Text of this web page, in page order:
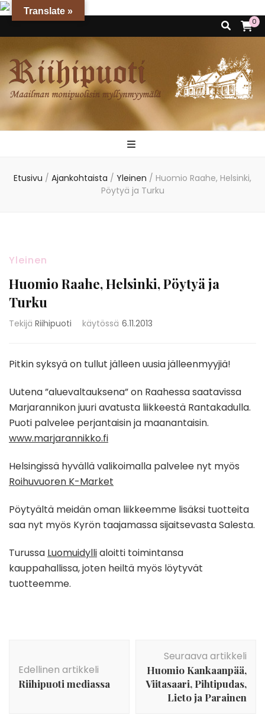
0
Riihipuoti
Maailman monipuolisin myllynmyymälä
Etusivu / Ajankohtaista / Yleinen / Huomio Raahe, Helsinki,
Pöytyä ja Turku
Yleinen
Huomio Raahe, Helsinki, Pöytyä ja
Turku
Tekijä Riihipuoti käytössä 6.11.2013
Pitkin syksyä on tullut jälleen uusia jälleenmyyjiä!
Uutena ”aluevaltauksena” on Raahessa saatavissa
Marjarannikon juuri avatusta liikkeestä Rantakadulla.
Puoti palvelee perjantaisin ja maanantaisin.
www.marjarannikko.fi
Helsingissä hyvällä valikoimalla palvelee nyt myös
Roihuvuoren K-Market
Pöytyältä meidän oman liikkeemme lisäksi tuotteita
saa nyt myös Kyrön taajamassa sijaitsevasta Salesta.
Turussa Luomuidyllialoitti toimintansa
kauppahallissa, joten heiltä myös löytyvät
tuotteemme.
selaus
Edellinen artikkeli
Riihipuoti mediassa
Seuraava artikkeli
Huomio Kankaanpää,
Viitasaari, Pihtipudas,
Lieto ja Parainen
Translate »